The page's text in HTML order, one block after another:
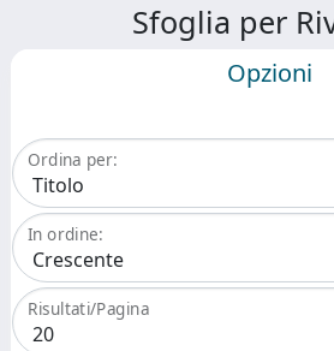
Sfoglia per
Opzioni
Ordina per:
In ordine:
Risultati/Pagina